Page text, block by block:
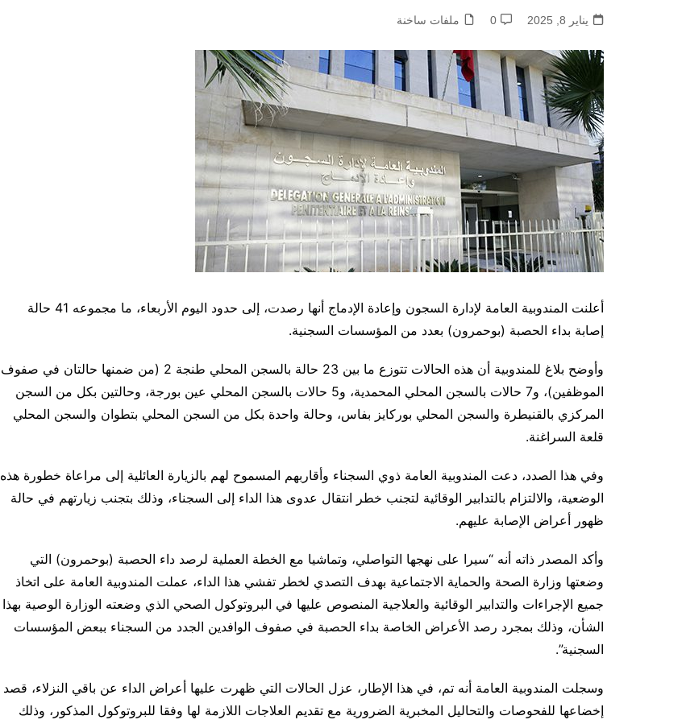
يناير 8, 2025 0 ملفات ساخنة
أعلنت المندوبية العامة لإدارة السجون وإعادة الإدماج أنها رصدت، إلى حدود اليوم الأربعاء، ما مجموعه 41 حالة
إصابة بداء الحصبة (بوحمرون) بعدد من المؤسسات السجنية.
وأوضح بلاغ للمندوبية أن هذه الحالات تتوزع ما بين 23 حالة بالسجن المحلي طنجة 2 (من ضمنها حالتان في صفوف
الموظفين)، و7 حالات بالسجن المحلي المحمدية، و5 حالات بالسجن المحلي عين بورجة، وحالتين بكل من السجن
المركزي بالقنيطرة والسجن المحلي بوركايز بفاس، وحالة واحدة بكل من السجن المحلي بتطوان والسجن المحلي
قلعة السراغنة.
وفي هذا الصدد، دعت المندوبية العامة ذوي السجناء وأقاربهم المسموح لهم بالزيارة العائلية إلى مراعاة خطورة هذه
الوضعية، والالتزام بالتدابير الوقائية لتجنب خطر انتقال عدوى هذا الداء إلى السجناء، وذلك بتجنب زيارتهم في حالة
ظهور أعراض الإصابة عليهم.
وأكد المصدر ذاته أنه “سيرا على نهجها التواصلي، وتماشيا مع الخطة العملية لرصد داء الحصبة (بوحمرون) التي
وضعتها وزارة الصحة والحماية الاجتماعية بهدف التصدي لخطر تفشي هذا الداء، عملت المندوبية العامة على اتخاذ
جميع الإجراءات والتدابير الوقائية والعلاجية المنصوص عليها في البروتوكول الصحي الذي وضعته الوزارة الوصية بهذا
الشأن، وذلك بمجرد رصد الأعراض الخاصة بداء الحصبة في صفوف الوافدين الجدد من السجناء ببعض المؤسسات
السجنية”.
وسجلت المندوبية العامة أنه تم، في هذا الإطار، عزل الحالات التي ظهرت عليها أعراض الداء عن باقي النزلاء، قصد
إخضاعها للفحوصات والتحاليل المخبرية الضرورية مع تقديم العلاجات اللازمة لها وفقا للبروتوكول المذكور، وذلك